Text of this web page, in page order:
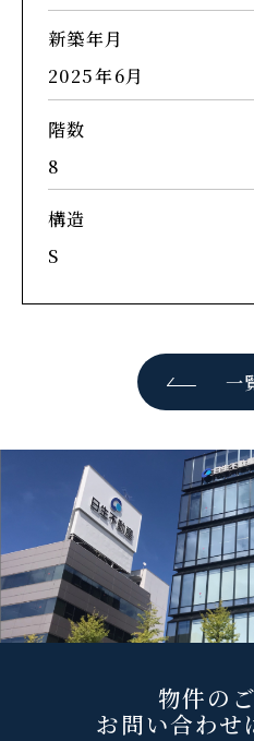
新築年月
2025年6月
階数
8
構造
S
一
物件の
お問い合わせ